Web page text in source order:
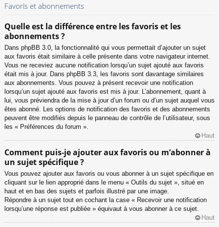
Favoris et abonnements
Quelle est la différence entre les favoris et les
abonnements ?
Dans phpBB 3.0, la fonctionnalité qui vous permettait d’ajouter un sujet
aux favoris était similaire à celle présente dans votre navigateur internet.
Vous ne receviez aucune notification lorsqu’un sujet ajouté aux favoris
était mis à jour. Dans phpBB 3.3, les favoris sont davantage similaires
aux abonnements. Vous pouvez à présent recevoir une notification
lorsqu’un sujet ajouté aux favoris est mis à jour. L’abonnement, quant à
lui, vous préviendra de la mise à jour d’un forum ou d’un sujet auquel vous
êtes abonné. Les options de notification des favoris et des abonnements
peuvent être modifiés depuis le panneau de contrôle de l’utilisateur, sous
les « Préférences du forum ».
Haut
Comment puis-je ajouter aux favoris ou m’abonner à
un sujet spécifique ?
Vous pouvez ajouter aux favoris ou vous abonner à un sujet spécifique en
cliquant sur le lien approprié dans le menu « Outils du sujet », situé en
haut et en bas des sujets et parfois illustré par une image.
Répondre à un sujet tout en cochant la case « Recevoir une notification
lorsqu’une réponse est publiée » équivaut à vous abonner à ce sujet.
Haut